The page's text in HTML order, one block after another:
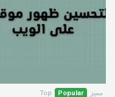
مميز Popular
Top